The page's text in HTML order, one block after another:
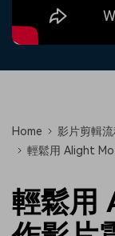
產品信息
Home
影片剪輯流
輕鬆用 Alight
輕鬆用